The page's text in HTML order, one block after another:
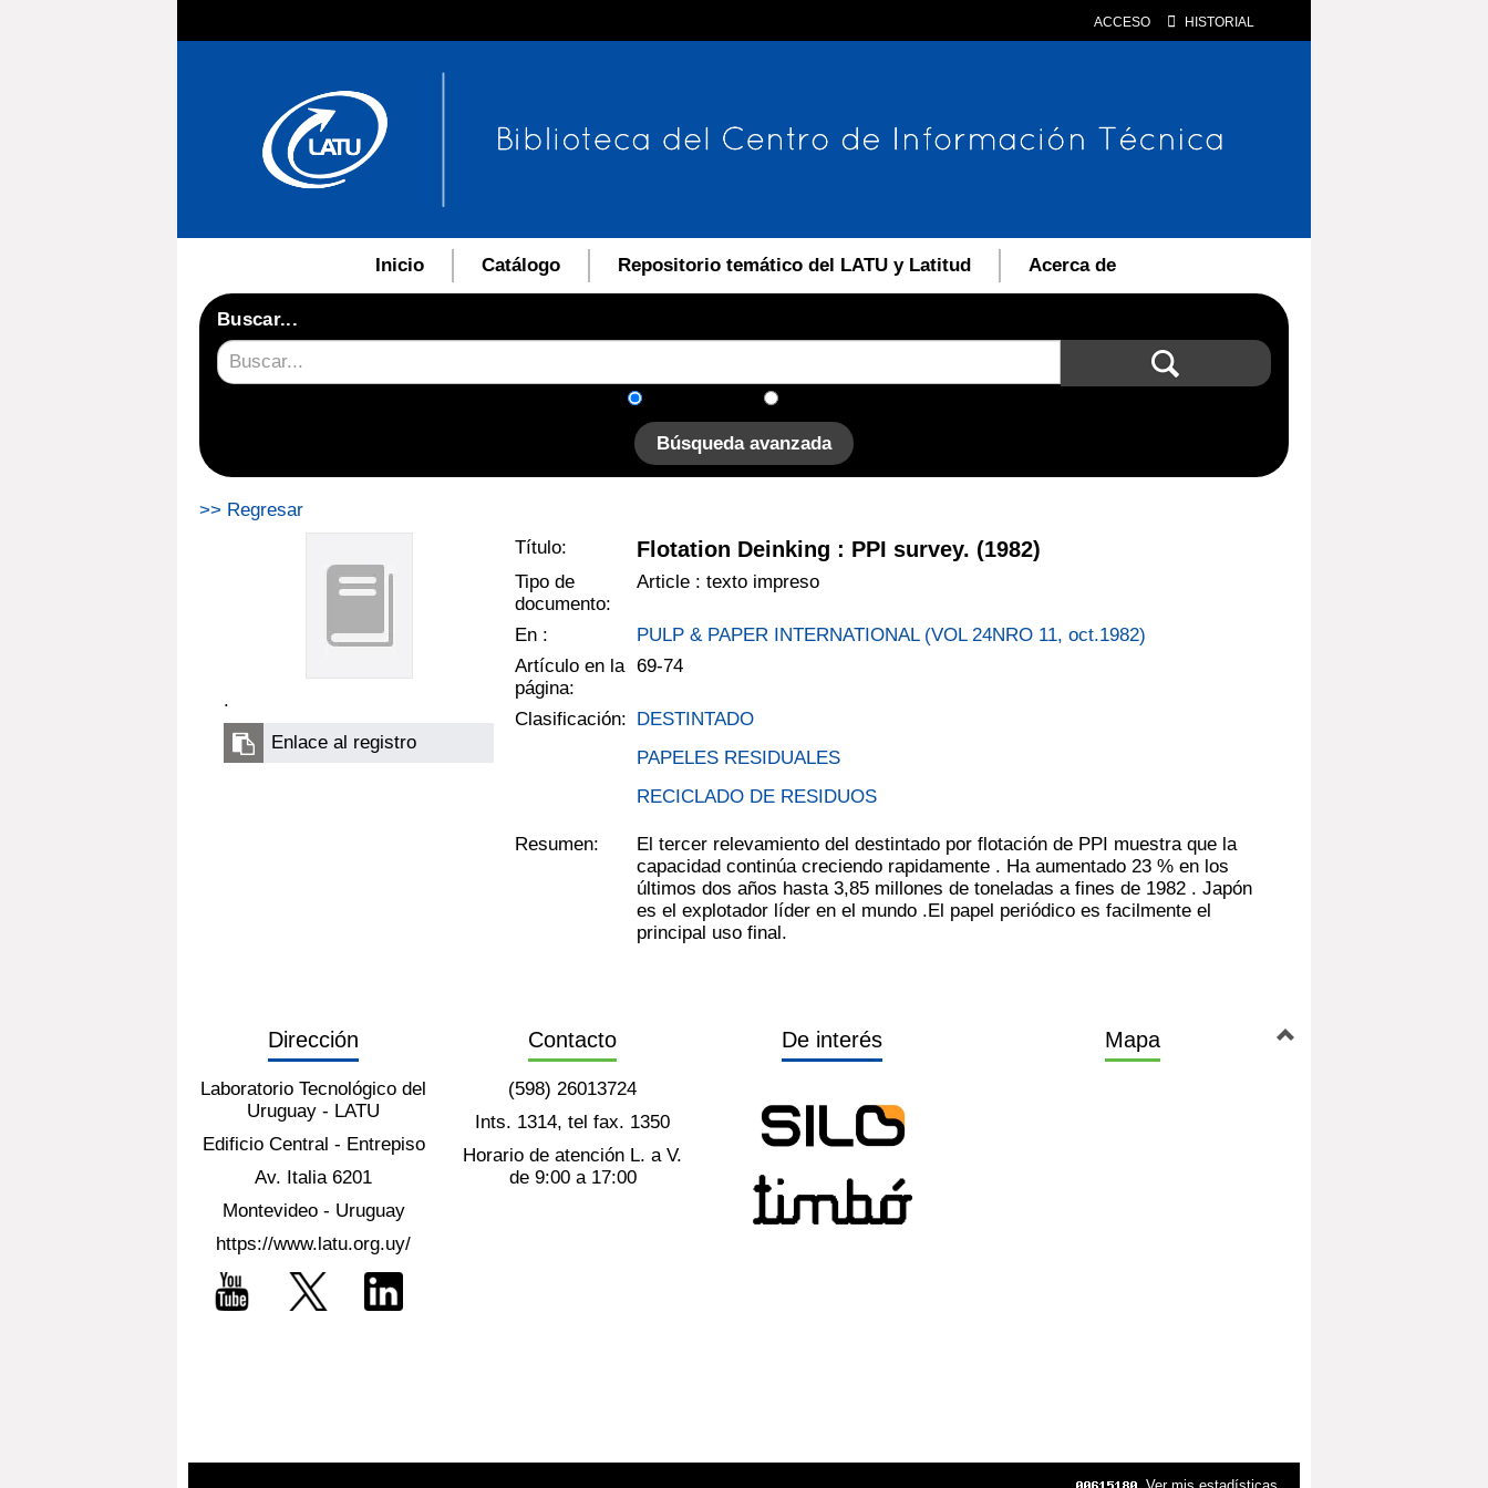
ACCESO HISTORIAL
Inicio Catálogo Repositorio temático del LATU y Latitud Acerca de
Buscar...
Búsqueda avanzada
>> Regresar
.
Enlace al registro
Título: Flotation Deinking : PPI survey. (1982)
Tipo de
documento:
Article : texto impreso
En :
PULP & PAPER INTERNATIONAL (VOL 24NRO 11, oct.1982)
Artículo en la
página:
69-74
Clasificación: DESTINTADO
PAPELES RESIDUALES
RECICLADO DE RESIDUOS
Resumen:
El tercer relevamiento del destintado por flotación de PPI muestra que la
capacidad continúa creciendo rapidamente . Ha aumentado 23 % en los
últimos dos años hasta 3,85 millones de toneladas a fines de 1982 . Japón
es el explotador líder en el mundo .El papel periódico es facilmente el
principal uso final.
Dirección
Laboratorio Tecnológico del
Uruguay - LATU
Edificio Central - Entrepiso
Av. Italia 6201
Montevideo - Uruguay
https://www.latu.org.uy/
Contacto
(598) 26013724
Ints. 1314, tel fax. 1350
Horario de atención L. a V.
de 9:00 a 17:00
De interés Mapa